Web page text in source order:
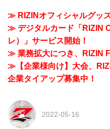
≫ RIZINオフィシャルグッ
≫ デジタルカード「RIZIN
レ）」サービス開始！
≫ 業務拡大につき、RIZIN
≫【企業様向け】大会、
企業タイアップ募集中！
2022-05-16